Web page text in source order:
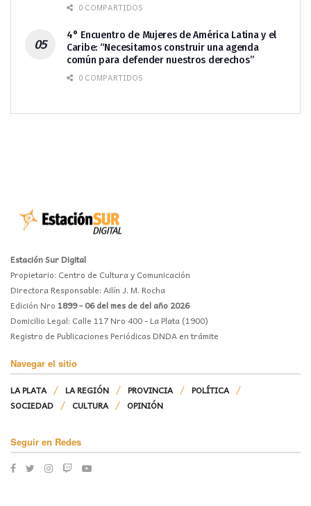
0 COMPARTIDOS
4° Encuentro de Mujeres de América Latina y el
Caribe: “Necesitamos construir una agenda
común para defender nuestros derechos”
0 COMPARTIDOS
Estación Sur Digital
Propietario: Centro de Cultura y Comunicación
Directora Responsable: Ailín J. M. Rocha
Edición Nro 1899 - 06 del mes de del año 2026
Domicilio Legal: Calle 117 Nro 400 - La Plata (1900)
Registro de Publicaciones Periódicas DNDA en trámite
Navegar el sitio
LA PLATA LA REGIÓN PROVINCIA
POLÍTICA
SOCIEDAD
CULTURA OPINIÓN
Seguir en Redes